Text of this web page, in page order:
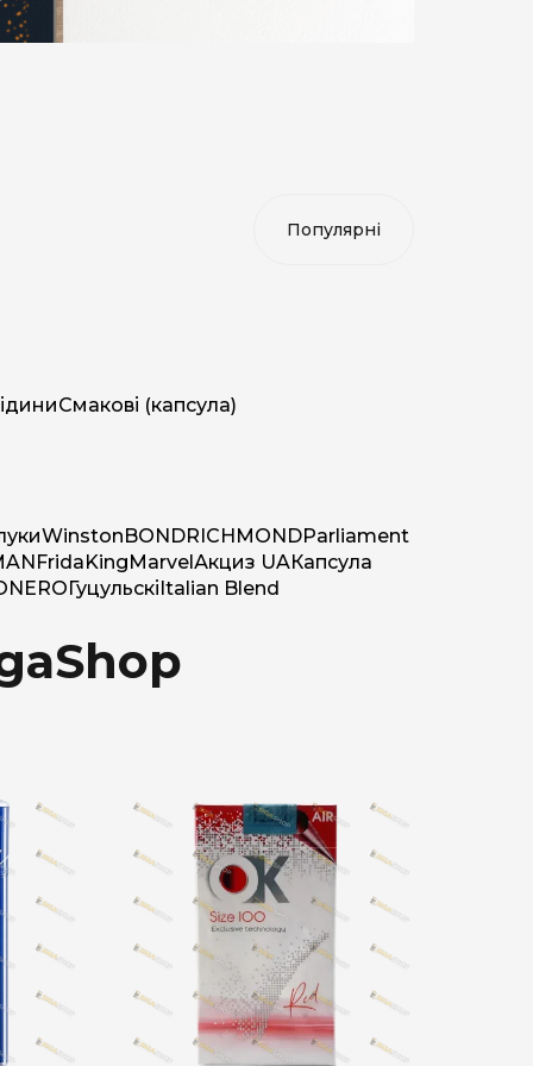
Смакові (капсула)
WinstonBONDRICHMONDParliament
FridaKingMarvelАкциз UAКапсула
NEROГуцульскіItalian Blend